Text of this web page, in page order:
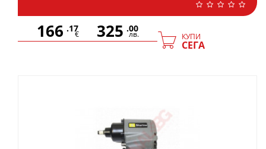
166 .17
€ 325 .00
лв. КУПИ
СЕГА